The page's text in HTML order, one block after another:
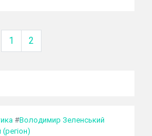
1 2
#Володимир Зеленський